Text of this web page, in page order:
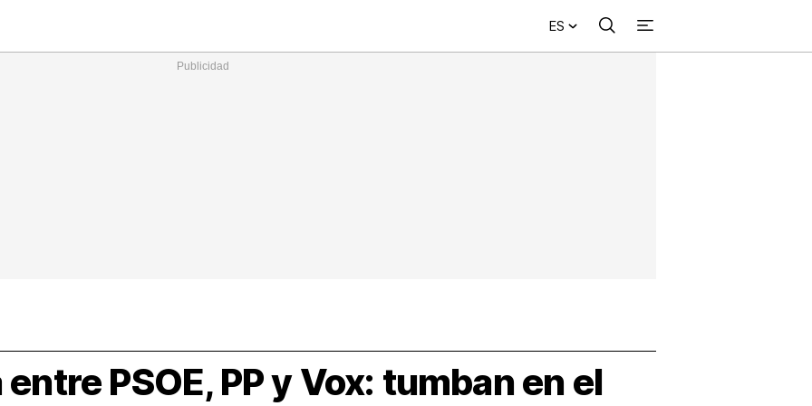
Nacional
ES Buscar
PSOE, PP y Vox: tumban en el